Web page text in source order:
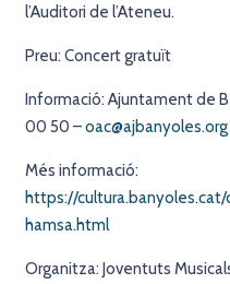
l’Auditori de l’Ateneu.
Preu: Concert gratuït
Informació: Ajuntament de
00 50 –oac@ajbanyoles.org
Més informació:
https://
hamsa.html
Organitza: Joventuts